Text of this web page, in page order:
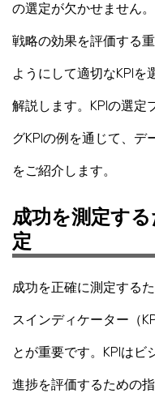
の選定が欠かせません
戦略の効果を評価する
ようにして適切なKPIを
解説します。KPIの選定
グKPIの例を通じて、デ
をご紹介します。
成功を測定す
定
成功を正確に測定する
スインディケーター（
とが重要です。KPIはビ
進捗を評価するための指